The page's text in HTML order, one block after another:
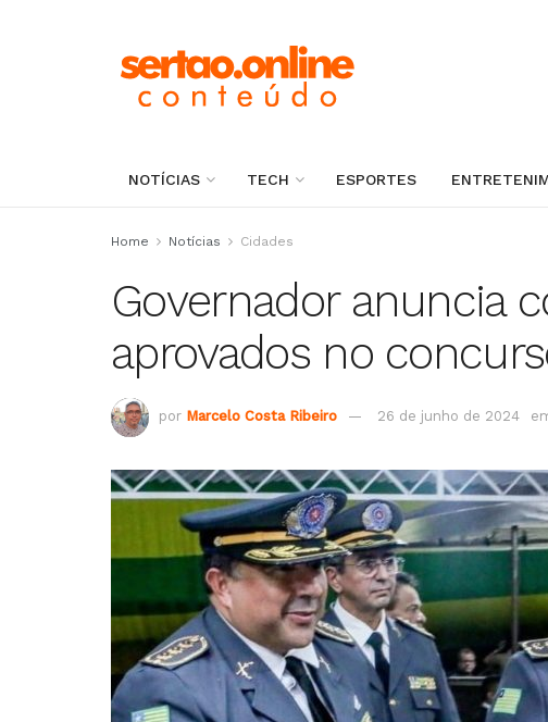
NOTÍCIAS TECH ESPORTES
Home Notícias Cidades
Governador anuncia
aprovados no
por Marcelo Costa Ribeiro 26 de junho de 2024